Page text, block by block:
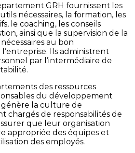
GRH fournissent les
nécessaires, la formation, les
le coaching, les conseils
ainsi que la supervision de la
au bon
Ils administrent
par l’intermédiaire de
des ressources
du développement
la culture de
chargés de responsabilités de
que leur organisation
appropriée des équipes et
des employés.